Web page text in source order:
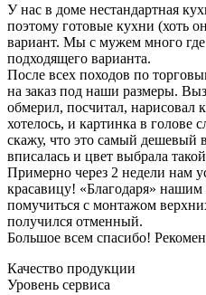
У нас в доме нестандартная
поэтому готовые кухни (хоть
вариант. Мы с мужем много
подходящего варианта.
После всех походов по
на заказ под наши размеры.
обмерил, посчитал, нарисовал
хотелось, и картинка в голове
скажу, что это самый дешевый
вписалась и цвет выбрала
Примерно через 2 недели нам
красавицу! «Благодаря»
помучиться с монтажом
получился отменный.
Большое всем спасибо!
Качество продукции
Уровень сервиса